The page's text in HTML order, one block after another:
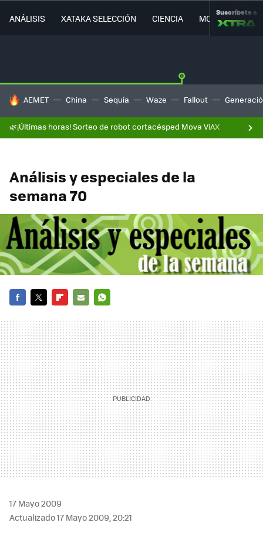
ANÁLISIS XATAKA SELECCIÓN CIENCIA MOVILIDAD
Suscríbete a
HOY SE HABLA DE
AEMET China Sequía Waze Fallout
🌿¡Últimas horas! Sorteo de robot cortacésped Mova ViAX
Análisis y especiales de la
semana 70
MAIL
17 Mayo 2009
Actualizado 17 Mayo 2009, 20:21